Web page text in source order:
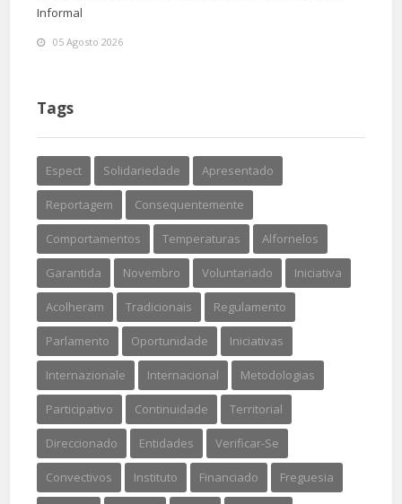
Informal
05 Agosto 2026
Tags
Espect Solidariedade Apresentado
Reportagem Consequentemente
Comportamentos Temperaturas Alfornelos
Garantida Novembro Voluntariado Iniciativa
Acolheram Tradicionais Regulamento
Parlamento Oportunidade Iniciativas
Internazionale Internacional Metodologias
Participativo Continuidade Territorial
Direccionado Entidades Verificar-Se
Convectivos Instituto Financiado Freguesia